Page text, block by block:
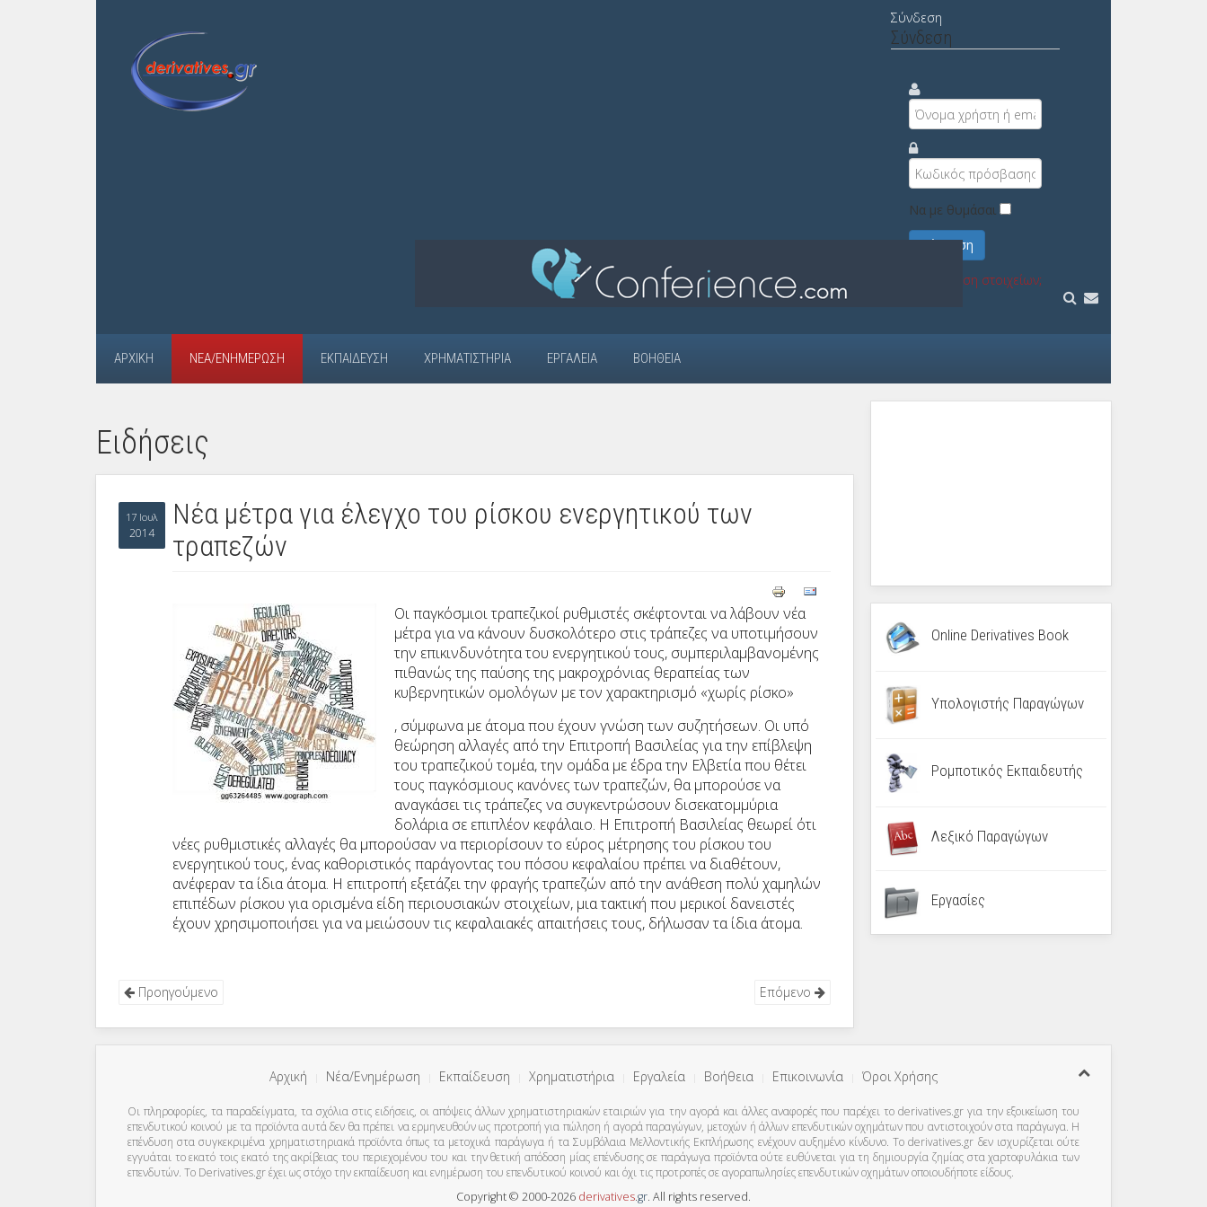
Σύνδεση
Σύνδεση
Να με θυμάσαι
Σύνδεση
Υπενθύμιση στοιχείων;
ΑΡΧΙΚΉ ΝΈΑ/ΕΝΗΜΈΡΩΣΗ ΕΚΠΑΊΔΕΥΣΗ ΧΡΗΜΑΤΙΣΤΉΡΙΑ ΕΡΓΑΛΕΊΑ ΒΟΉΘΕΙΑ
Ειδήσεις
17 Ιουλ
2014
Nέα μέτρα για έλεγχο του ρίσκου ενεργητικού των
τραπεζών
Οι παγκόσμιοι τραπεζικοί ρυθμιστές σκέφτονται να λάβουν νέα
μέτρα για να κάνουν δυσκολότερο στις τράπεζες να υποτιμήσουν
την επικινδυνότητα του ενεργητικού τους, συμπεριλαμβανομένης
πιθανώς της παύσης της μακροχρόνιας θεραπείας των
κυβερνητικών ομολόγων με τον χαρακτηρισμό «χωρίς ρίσκο»
, σύμφωνα με άτομα που έχουν γνώση των συζητήσεων. Οι υπό
θεώρηση αλλαγές από την Επιτροπή Βασιλείας για την επίβλεψη
του τραπεζικού τομέα, την ομάδα με έδρα την Ελβετία που θέτει
τους παγκόσμιους κανόνες των τραπεζών, θα μπορούσε να
αναγκάσει τις τράπεζες να συγκεντρώσουν δισεκατομμύρια
δολάρια σε επιπλέον κεφάλαιο. Η Επιτροπή Βασιλείας θεωρεί ότι
νέες ρυθμιστικές αλλαγές θα μπορούσαν να περιορίσουν το εύρος μέτρησης του ρίσκου του
ενεργητικού τους, ένας καθοριστικός παράγοντας του πόσου κεφαλαίου πρέπει να διαθέτουν,
ανέφεραν τα ίδια άτομα. Η επιτροπή εξετάζει την φραγής τραπεζών από την ανάθεση πολύ χαμηλών
επιπέδων ρίσκου για ορισμένα είδη περιουσιακών στοιχείων, μια τακτική που μερικοί δανειστές
έχουν χρησιμοποιήσει για να μειώσουν τις κεφαλαιακές απαιτήσεις τους, δήλωσαν τα ίδια άτομα.
Προηγούμενο Επόμενο
Online Derivatives Book
Υπολογιστής Παραγώγων
Ρομποτικός Εκπαιδευτής
Λεξικό Παραγώγων
Εργασίες
Αρχική Νέα/Ενημέρωση Εκπαίδευση Χρηματιστήρια Εργαλεία Βοήθεια Επικοινωνία Όροι Χρήσης
Οι πληροφορίες, τα παραδείγματα, τα σχόλια στις ειδήσεις, οι απόψεις άλλων χρηματιστηριακών εταιριών για την αγορά και άλλες αναφορές που παρέχει το derivatives.gr για την εξοικείωση του
επενδυτικού κοινού με τα προϊόντα αυτά δεν θα πρέπει να ερμηνευθούν ως προτροπή για πώληση ή αγορά παραγώγων, μετοχών ή άλλων επενδυτικών οχημάτων που αντιστοιχούν στα παράγωγα. Η
επένδυση στα συγκεκριμένα χρηματιστηριακά προϊόντα όπως τα μετοχικά παράγωγα ή τα Συμβόλαια Μελλοντικής Εκπλήρωσης ενέχουν αυξημένο κίνδυνο. Το derivatives.gr δεν ισχυρίζεται ούτε
εγγυάται το εκατό τοις εκατό της ακρίβειας του περιεχομένου του και την θετική απόδοση μίας επένδυσης σε παράγωγα προϊόντα ούτε ευθύνεται για τη δημιουργία ζημίας στα χαρτοφυλάκια των
επενδυτών. To Derivatives.gr έχει ως στόχο την εκπαίδευση και ενημέρωση του επενδυτικού κοινού και όχι τις προτροπές σε αγοραπωλησίες επενδυτικών οχημάτων οποιουδήποτε είδους.
Copyright © 2000-2026 derivatives.gr. All rights reserved.